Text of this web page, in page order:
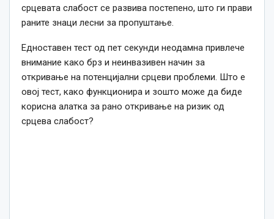
срцевата слабост се развива постепено, што ги прави
раните знаци лесни за пропуштање.
Едноставен тест од пет секунди неодамна привлече
внимание како брз и неинвазивен начин за
откривање на потенцијални срцеви проблеми. Што е
овој тест, како функционира и зошто може да биде
корисна алатка за рано откривање на ризик од
срцева слабост?